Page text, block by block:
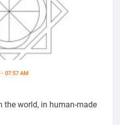
- 07:57 AM
the world, in human-made